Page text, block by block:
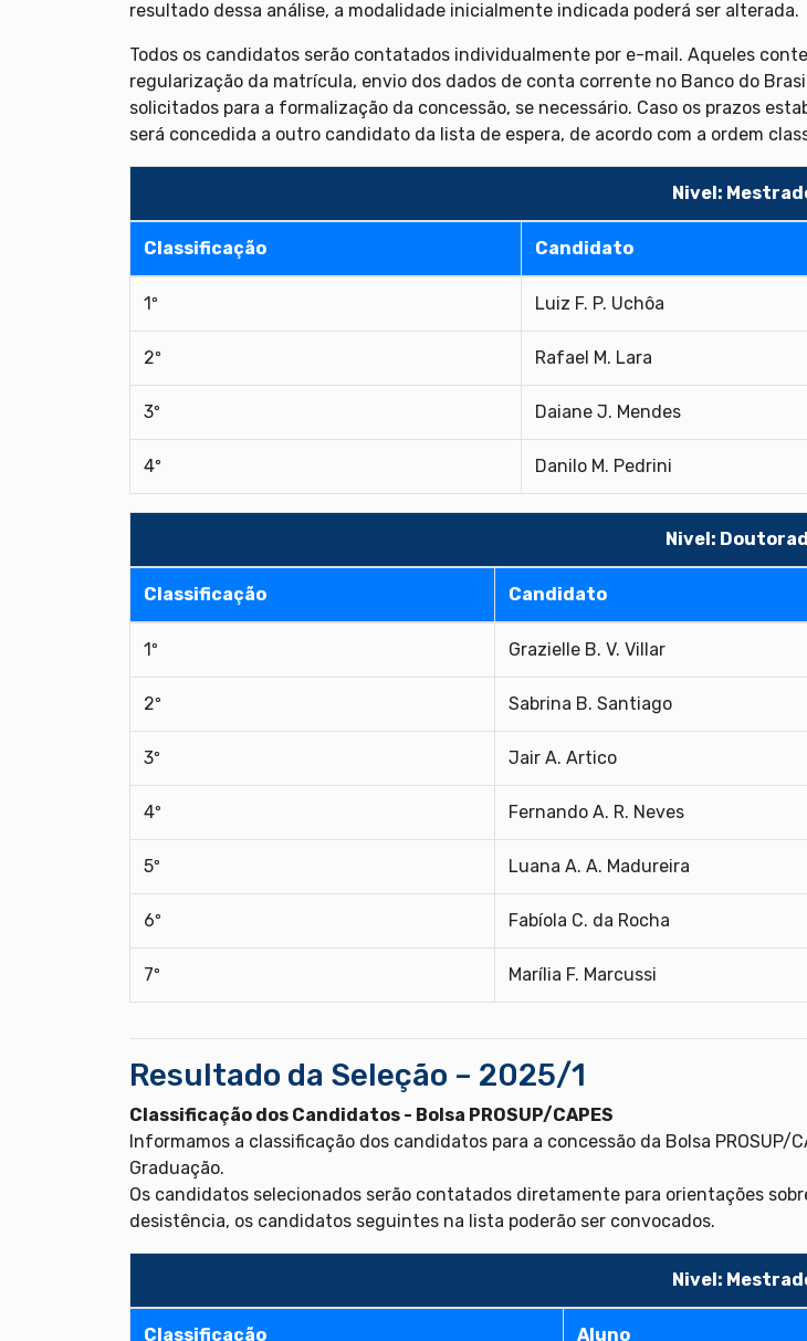
resultado dessa análise, a modalidade inicialmente indicada poderá ser alterada.
Todos os candidatos serão contatados individualmente por e-mail. Aqueles
regularização da matrícula, envio dos dados de conta corrente no Banco do
solicitados para a formalização da concessão, se necessário. Caso os prazos
será concedida a outro candidato da lista de espera, de acordo com a ordem
Nivel:
Classificação Candidato
1º Luiz F. P. Uchôa
2º Rafael M. Lara
3º Daiane J. Mendes
4º Danilo M. Pedrini
Nivel:
Classificação Candidato
1º Grazielle B. V. Villar
2º Sabrina B. Santiago
3º Jair A. Artico
4º Fernando A. R. Neves
5º Luana A. A. Madureira
6º Fabíola C. da Rocha
7º Marília F. Marcussi
Resultado da Seleção – 2025/1
Classificação dos Candidatos - Bolsa PROSUP/CAPES
Informamos a classificação dos candidatos para a concessão da Bolsa
Graduação.
Os candidatos selecionados serão contatados diretamente para orientações
desistência, os candidatos seguintes na lista poderão ser convocados.
Nivel:
Classificação Aluno